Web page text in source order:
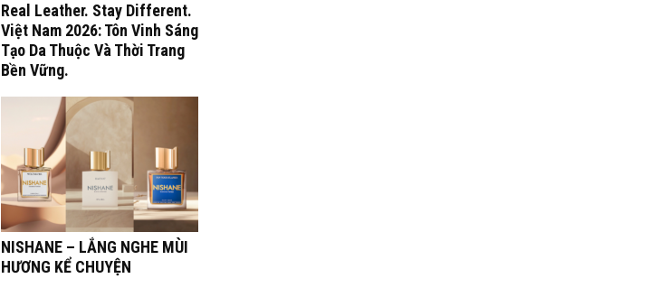
Real Leather. Stay Different.
Việt Nam 2026: Tôn Vinh Sáng
Tạo Da Thuộc Và Thời Trang
Bền Vững.
NISHANE – LẮNG NGHE MÙI
HƯƠNG KỂ CHUYỆN